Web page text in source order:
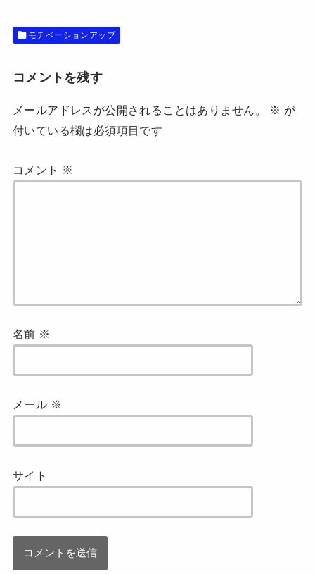
ウ
で
開
す
モチベーションアップ
コメントを残す
メールアドレスが公開されることはありません。 ※ が
付いている欄は必須項目です
コメント ※
名前 ※
メール ※
サイト